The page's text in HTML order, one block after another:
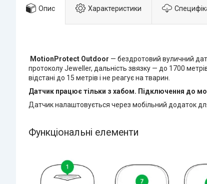
Опис Характеристики
MotionProtect Outdoor — бездротовий вуличний
протоколу Jeweller, дальність звязку — до 1700
відстані до 15 метрів і не реагує на тварин.
Датчик працює тільки з хабом. Підключення до
Датчик налаштовується через мобільний додаток
Функціональні елементи